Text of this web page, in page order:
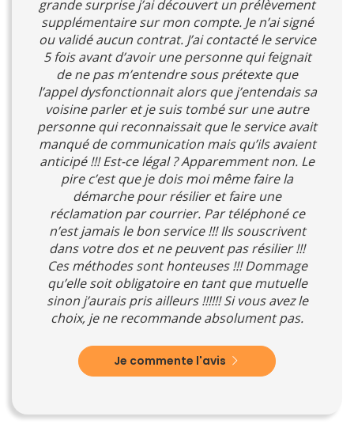
grande surprise j’ai découvert un prélèvement
supplémentaire sur mon compte. Je n’ai signé
ou validé aucun contrat. J’ai contacté le service
5 fois avant d’avoir une personne qui feignait
de ne pas m’entendre sous prétexte que
l’appel dysfonctionnait alors que j’entendais sa
voisine parler et je suis tombé sur une autre
personne qui reconnaissait que le service avait
manqué de communication mais qu’ils avaient
anticipé !!! Est-ce légal ? Apparemment non. Le
pire c’est que je dois moi même faire la
démarche pour résilier et faire une
réclamation par courrier. Par téléphoné ce
n’est jamais le bon service !!! Ils souscrivent
dans votre dos et ne peuvent pas résilier !!!
Ces méthodes sont honteuses !!! Dommage
qu’elle soit obligatoire en tant que mutuelle
sinon j’aurais pris ailleurs !!!!!! Si vous avez le
choix, je ne recommande absolument pas.
Je commente l'avis